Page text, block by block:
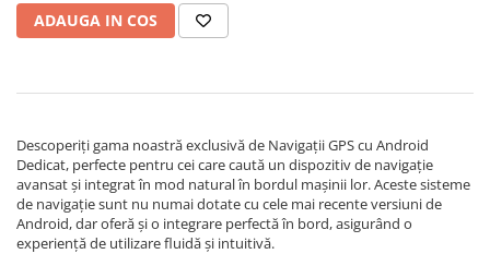
Navigatii Honda
Navigatii Iveco
Navigatii Chrysler
Navigatie universala
- ECARTECH
ADAUGA IN COS
Descoperiți gama noastră exclusivă de Navigații GPS cu Android
Dedicat, perfecte pentru cei care caută un dispozitiv de navigație
avansat și integrat în mod natural în bordul mașinii lor. Aceste sisteme
de navigație sunt nu numai dotate cu cele mai recente versiuni de
Android, dar oferă și o integrare perfectă în bord, asigurând o
experiență de utilizare fluidă și intuitivă.